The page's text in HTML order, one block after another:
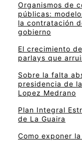
Organismos de
públicas:
la contratación
gobierno
El crecimiento
parlays que
Sobre la falta
presidencia de
Lopez Medrano
Plan Integral
de La Guaira
Como exponer